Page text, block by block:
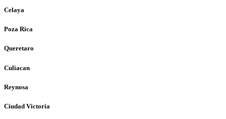
Celaya
Poza Rica
Queretaro
Culiacan
Reynosa
Ciudad Victoria